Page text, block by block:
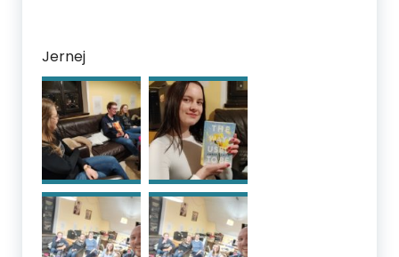
Jernej